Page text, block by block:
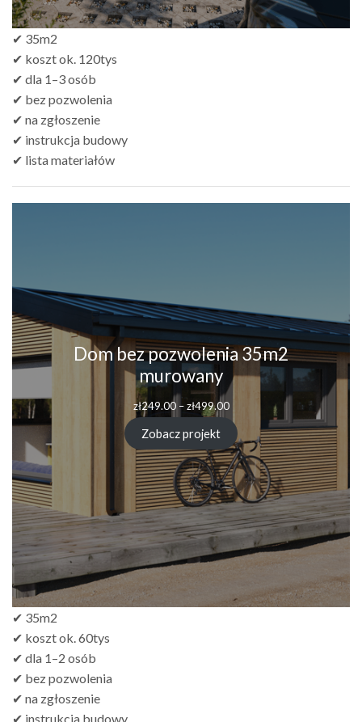
✔ 35m2
✔ koszt ok. 120tys
✔ dla 1–3 osób
✔ bez pozwolenia
✔ na zgłoszenie
✔ instrukcja budowy
✔ lista materiałów
Dom bez pozwolenia 35m2
murowany
zł249.00 – zł499.00Zakres
od
zł249.00
do
zł499.00
Zobacz projekt
✔ 35m2
✔ koszt ok. 60tys
✔ dla 1–2 osób
✔ bez pozwolenia
✔ na zgłoszenie
✔ instrukcja budowy